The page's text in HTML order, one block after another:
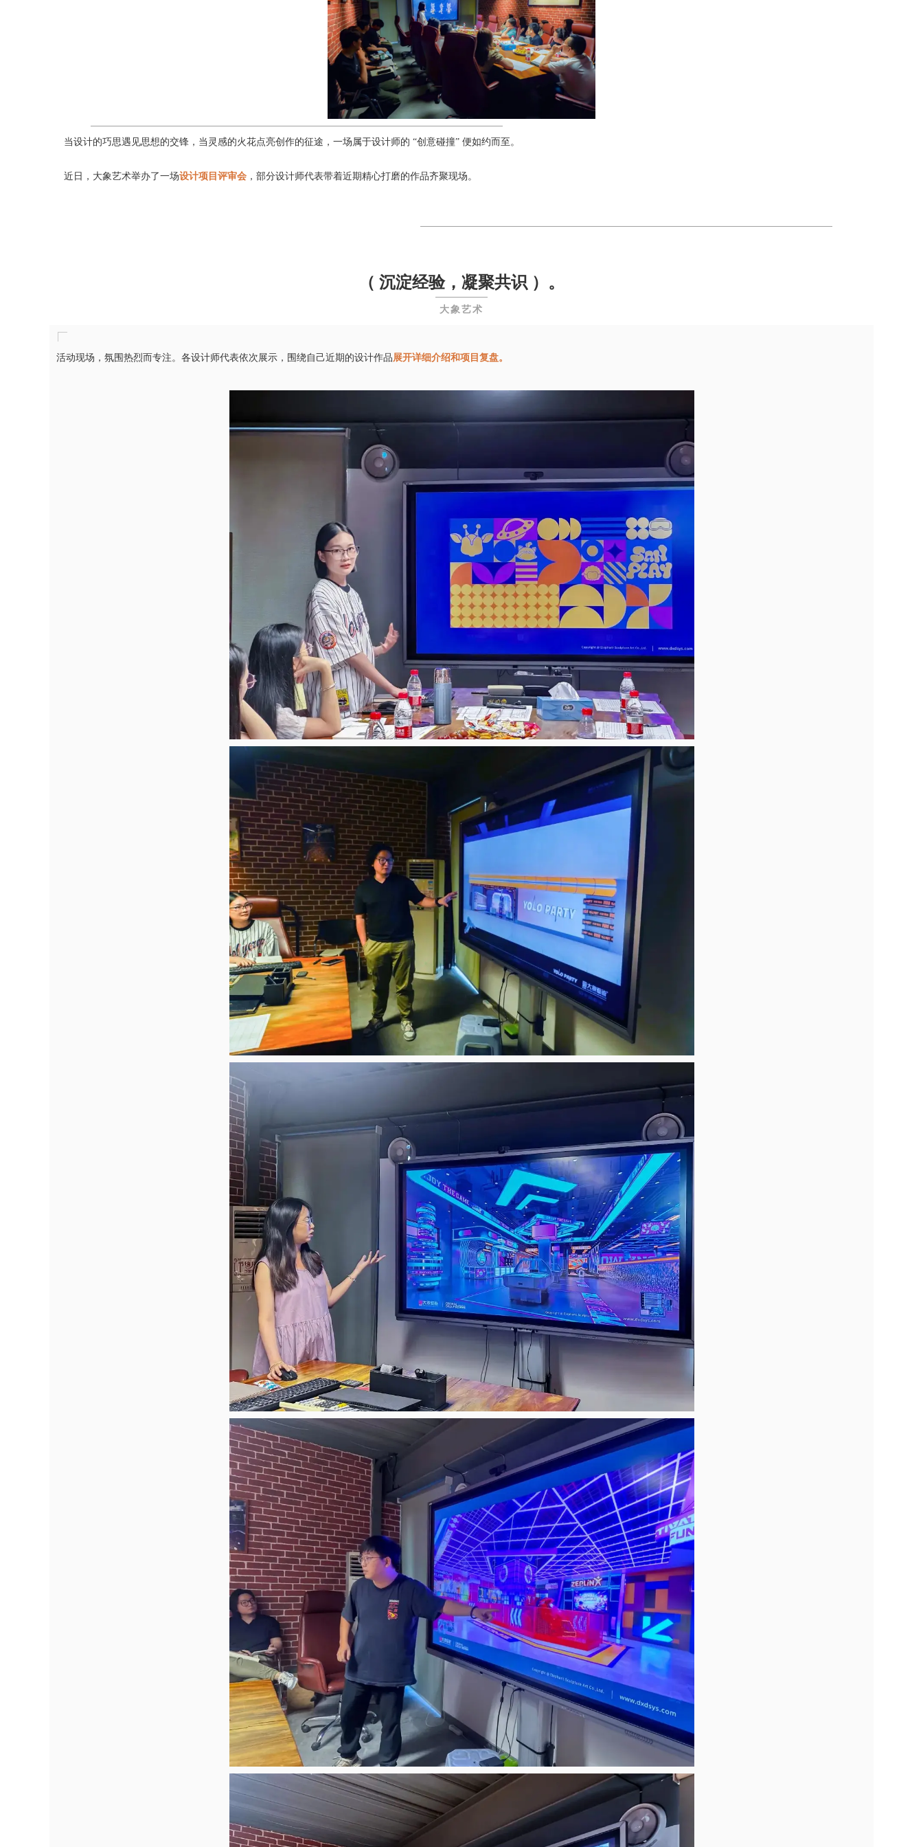
当设计的巧思遇见思想的交锋，当灵感的火花点亮创作的征途，一场属于设计师的 “创意碰撞” 便如约而至。
近日，大象艺术举办了一场设计项目评审会 ，部分设计师代表带着近期精心打磨的作品齐聚现场。
（ 沉淀经验，凝聚共识 ）。
大象艺术
活动现场，氛围热烈而专注。各设计师代表依次展示，围绕自己近期的设计作品展开详细介绍和项目复盘。